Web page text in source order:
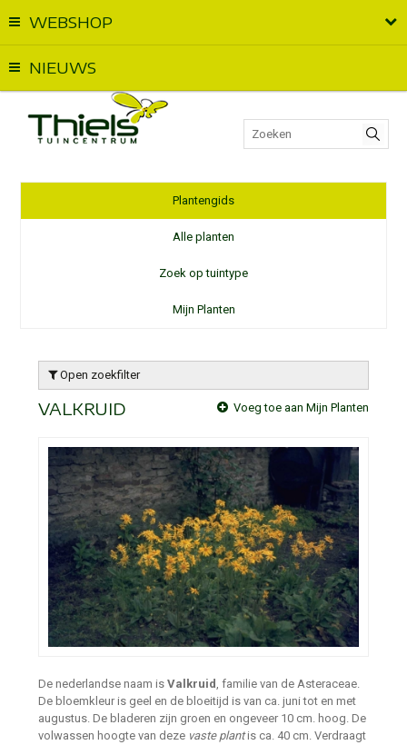
WEBSHOP
NIEUWS
Plantengids
Alle planten
Zoek op tuintype
Mijn Planten
Open zoekfilter
VALKRUID Voeg toe aan Mijn Planten
De nederlandse naam is Valkruid, familie van de Asteraceae.
De bloemkleur is geel en de bloeitijd is van ca. juni tot en met
augustus. De bladeren zijn groen en ongeveer 10 cm. hoog. De
volwassen hoogte van deze vaste plantis ca. 40 cm. Verdraagt